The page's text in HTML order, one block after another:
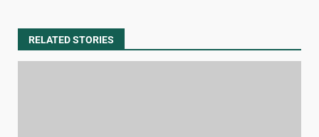
RELATED STORIES